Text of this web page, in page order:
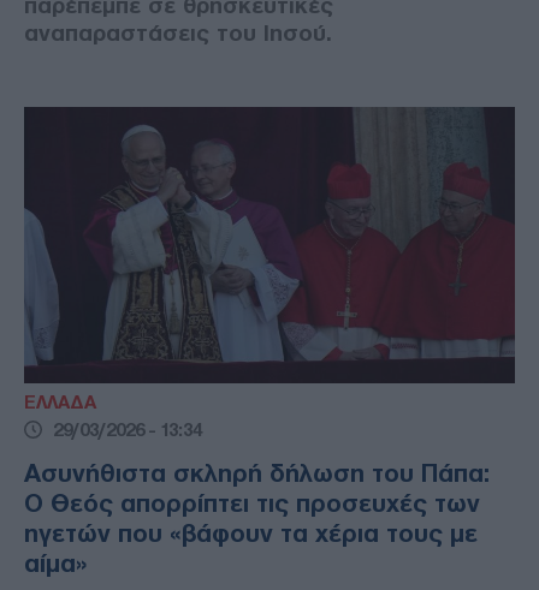
παρέπεμπε σε θρησκευτικές
αναπαραστάσεις του Ιησού.
ΕΛΛΑΔΑ
29/03/2026 - 13:34
Ασυνήθιστα σκληρή δήλωση του Πάπα:
Ο Θεός απορρίπτει τις προσευχές των
ηγετών που «βάφουν τα χέρια τους με
αίμα»